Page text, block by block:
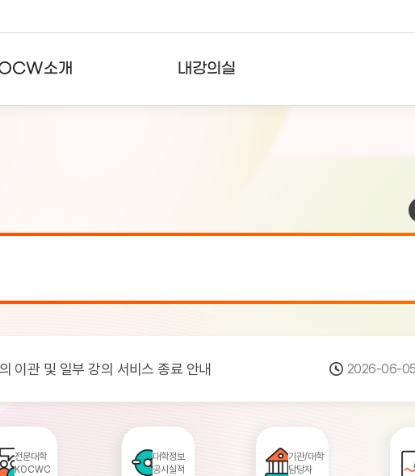
소개 내강의실
서비스 점검 안내(7월 24일 19:00 ~ 7월... 2026-07-
이관 및 일부 강의 서비스 종료 안내 2026-06-
정보공시 대학의 원격강좌 현황 조사 안내(자주묻... 2026-04-
전문대학
KOCWC
대학정보
공시실적
기관/대학
담당자